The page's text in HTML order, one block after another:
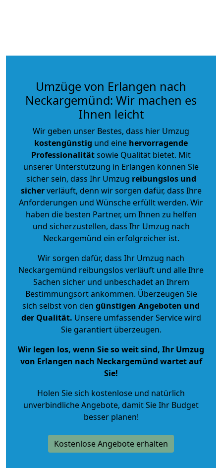
Umzüge von Erlangen nach
Neckargemünd: Wir machen es
Ihnen leicht
Wir geben unser Bestes, dass hier Umzug
kostengünstig und eine hervorragende
Professionalitätsowie Qualität bietet. Mit
unserer Unterstützung in Erlangen können Sie
sicher sein, dass Ihr Umzug reibungslos und
sicherverläuft, denn wir sorgen dafür, dass Ihre
Anforderungen und Wünsche erfüllt werden. Wir
haben die besten Partner, um Ihnen zu helfen
und sicherzustellen, dass Ihr Umzug nach
Neckargemünd ein erfolgreicher ist.
Wir sorgen dafür, dass Ihr Umzug nach
Neckargemünd reibungslos verläuft und alle Ihre
Sachen sicher und unbeschadet an Ihrem
Bestimmungsort ankommen. Überzeugen Sie
sich selbst von den günstigen Angeboten und
der Qualität. Unsere umfassender Service wird
Sie garantiert überzeugen.
Wir legen los, wenn Sie so weit sind, Ihr Umzug
von Erlangen nach Neckargemünd wartet auf
Sie!
Holen Sie sich kostenlose und natürlich
unverbindliche Angebote, damit Sie Ihr Budget
besser planen!
Kostenlose Angebote erhalten